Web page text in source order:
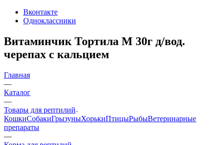
Вконтакте
Одноклассники
Витаминчик Тортила М 30г д/вод.
черепах с кальцием
Главная
—
Каталог
—
Товары для рептилий
КошкиСобакиГрызуныХорькиПтицыРыбыВетеринарные
препараты
—